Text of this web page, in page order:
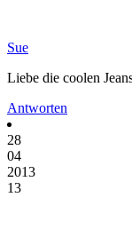
Sue
Liebe die coolen
Antworten
28
04
2013
13